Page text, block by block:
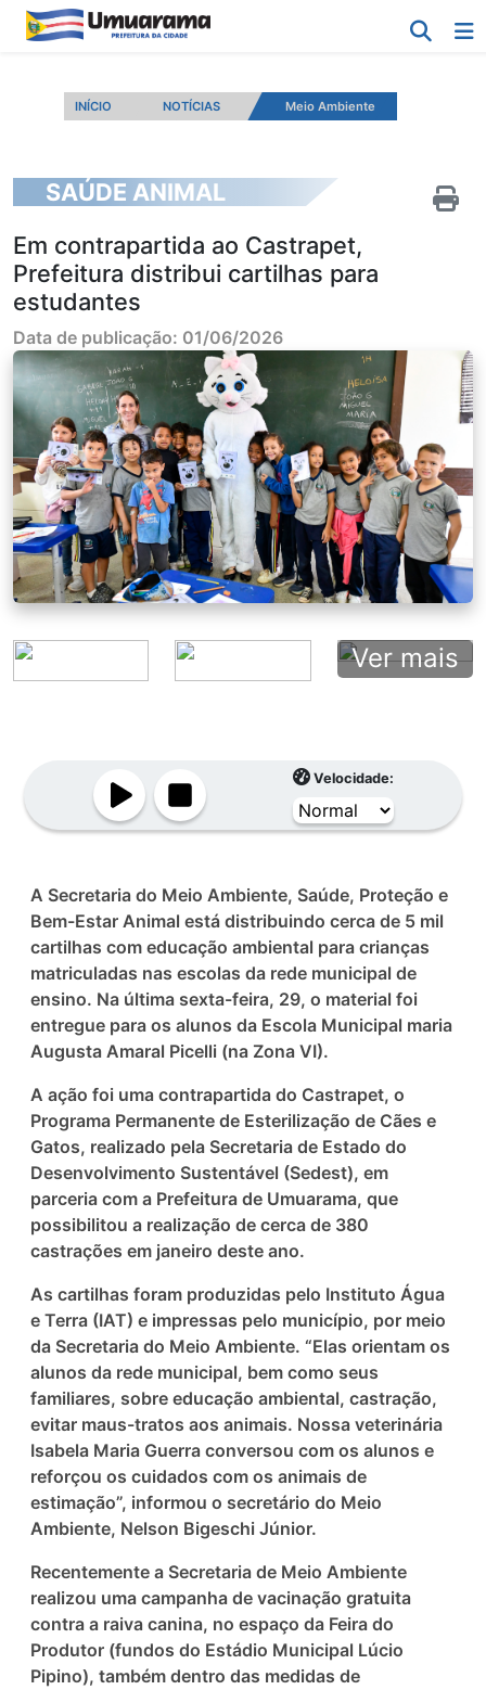
INÍCIO NOTÍCIAS Meio Ambiente
SAÚDE ANIMAL
Em contrapartida ao Castrapet,
Prefeitura distribui cartilhas para
estudantes
Data de publicação: 01/06/2026
Ver mais
Velocidade:
A Secretaria do Meio Ambiente, Saúde, Proteção e
Bem-Estar Animal está distribuindo cerca de 5 mil
cartilhas com educação ambiental para crianças
matriculadas nas escolas da rede municipal de
ensino. Na última sexta-feira, 29, o material foi
entregue para os alunos da Escola Municipal maria
Augusta Amaral Picelli (na Zona VI).
A ação foi uma contrapartida do Castrapet, o
Programa Permanente de Esterilização de Cães e
Gatos, realizado pela Secretaria de Estado do
Desenvolvimento Sustentável (Sedest), em
parceria com a Prefeitura de Umuarama, que
possibilitou a realização de cerca de 380
castrações em janeiro deste ano.
As cartilhas foram produzidas pelo Instituto Água
e Terra (IAT) e impressas pelo município, por meio
da Secretaria do Meio Ambiente. “Elas orientam os
alunos da rede municipal, bem como seus
familiares, sobre educação ambiental, castração,
evitar maus-tratos aos animais. Nossa veterinária
Isabela Maria Guerra conversou com os alunos e
reforçou os cuidados com os animais de
estimação”, informou o secretário do Meio
Ambiente, Nelson Bigeschi Júnior.
Recentemente a Secretaria de Meio Ambiente
realizou uma campanha de vacinação gratuita
contra a raiva canina, no espaço da Feira do
Produtor (fundos do Estádio Municipal Lúcio
Pipino), também dentro das medidas de